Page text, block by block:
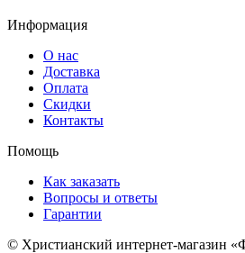
Информация
О нас
Доставка
Оплата
Скидки
Контакты
Помощь
Как заказать
Вопросы и ответы
Гарантии
© Христианский интернет-магазин